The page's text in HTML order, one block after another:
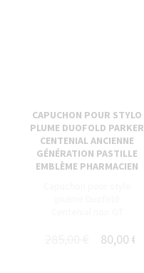
CAPUCHON POUR STYLO
PLUME DUOFOLD PARKER
CENTENIAL ANCIENNE
GÉNÉRATION PASTILLE
EMBLÈME PHARMACIEN
80,00 €